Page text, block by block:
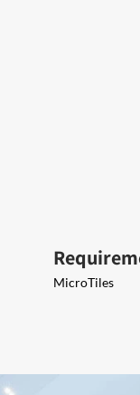
MicroTiles